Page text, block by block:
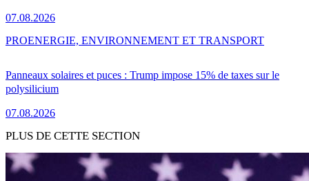
07.08.2026
Panneaux solaires et puces : Trump impose 15% de taxes sur le
polysilicium
07.08.2026
PROENERGIE, ENVIRONNEMENT ET TRANSPORT
PLUS DE CETTE SECTION